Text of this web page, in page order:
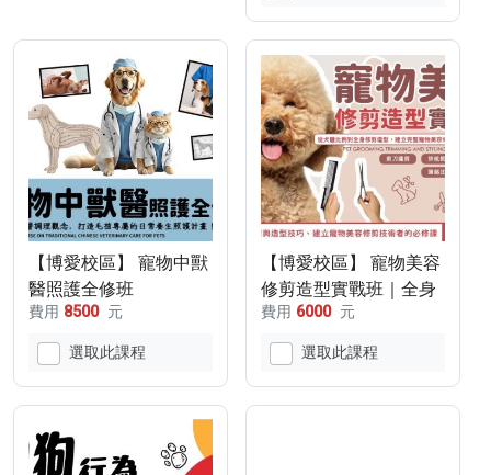
【博愛校區】 寵物中獸
醫照護全修班
(115/9/13-
115/10/18，
9/27&10/11停課乙次)
費用 8500 元
選取此課程
【博愛校區】 寵物美容
修剪造型實戰班｜全身
修剪造型技術訓練
(115/9/23-115/10/21)
費用 6000 元
選取此課程